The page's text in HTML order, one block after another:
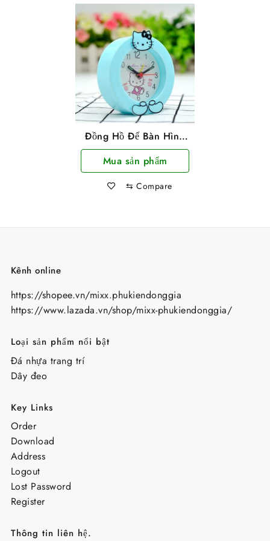
Đồng Hồ Để Bàn Hình
Mèo Kitty
Mua sản phẩm
⇆ Compare
Kênh online
https://shopee.vn/mixx.phukiendonggia
https://www.lazada.vn/shop/mixx-phukiendonggia/
Loại sản phẩm nổi bật
Đá nhựa trang trí
Dây đeo
Key Links
Order
Download
Address
Logout
Lost Password
Register
Thông tin liên hệ.